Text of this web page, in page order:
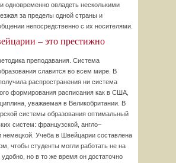
одновременно овладеть несколькими
за пределы одной страны и
непосредственно с их носителями.
– это престижно
преподавания. Система
славится во всем мире. В
распространения ни система
формирования расписания как в США,
уважаемая в Великобритании. В
системы образования оптимальный
систем: французской, англо–
немецкой. Учеба в Швейцарии составлена
чтобы студенты могли работать не на
но в то же время он достаточно